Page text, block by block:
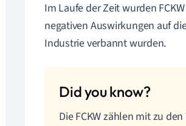
Im Laufe der Zeit wurden
negativen Auswirkungen auf
Industrie verbannt wurden.
Die FCKW zählen mit zu